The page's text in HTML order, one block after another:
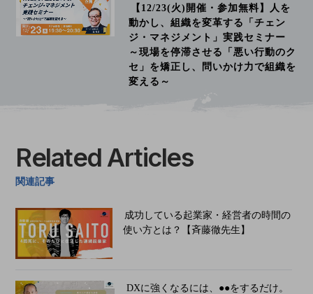
【12/23(火)開催・参加無料】人を
動かし、組織を変革する「チェン
ジ・マネジメント」実践セミナー
～現場を停滞させる「悪い行動のク
セ」を矯正し、問いかけ力で組織を
変える～
Related Articles
関連記事
成功している起業家・経営者の時間の
使い方とは？【斉藤徹先生】
DXに強くなるには、●●をするだけ。